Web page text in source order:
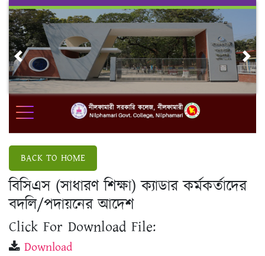
Skip
content
Previous
BACK TO HOME
বিসিএস (সাধারণ শিক্ষা) ক্যাডার কর্মকর্তাদের
বদলি/পদায়নের আদেশ
Click For Download File:
Download